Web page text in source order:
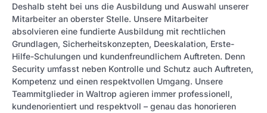
Deshalb steht bei uns die Ausbildung und Auswahl unserer
Mitarbeiter an oberster Stelle. Unsere Mitarbeiter
absolvieren eine fundierte Ausbildung mit rechtlichen
Grundlagen, Sicherheitskonzepten, Deeskalation, Erste-
Hilfe-Schulungen und kundenfreundlichem Auftreten. Denn
Security umfasst neben Kontrolle und Schutz auch Auftreten,
Kompetenz und einen respektvollen Umgang. Unsere
Teammitglieder in Waltrop agieren immer professionell,
kundenorientiert und respektvoll – genau das honorieren